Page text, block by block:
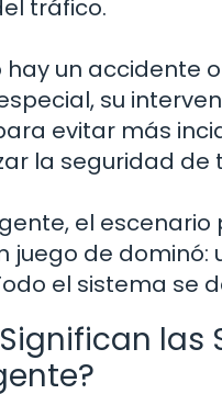
tráfico.
hay un accidente
su
evitar más
la seguridad de
el
juego de dominó:
el sistema se
las